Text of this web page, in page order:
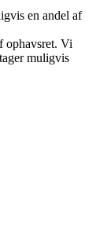
en andel af
ophavsret. Vi
muligvis